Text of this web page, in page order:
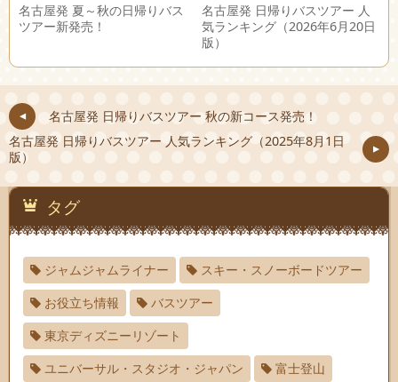
名古屋発 夏～秋の日帰りバス
ツアー新発売！
名古屋発 日帰りバスツアー 人
気ランキング（2026年6月20日
版）
名古屋発 日帰りバスツアー 秋の新コース発売！
名古屋発 日帰りバスツアー 人気ランキング（2025年8月1日
版）
タグ
ジャムジャムライナー
スキー・スノーボードツアー
お役立ち情報
バスツアー
東京ディズニーリゾート
ユニバーサル・スタジオ・ジャパン
富士登山